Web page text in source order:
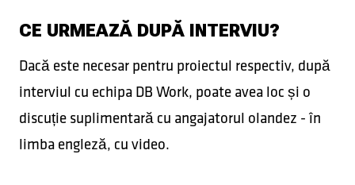
CE URMEAZĂ DUPĂ INTERVIU?
Dacă este necesar pentru proiectul respectiv, după
interviul cu echipa DB Work, poate avea loc și o
discuție suplimentară cu angajatorul olandez - în
limba engleză, cu video.